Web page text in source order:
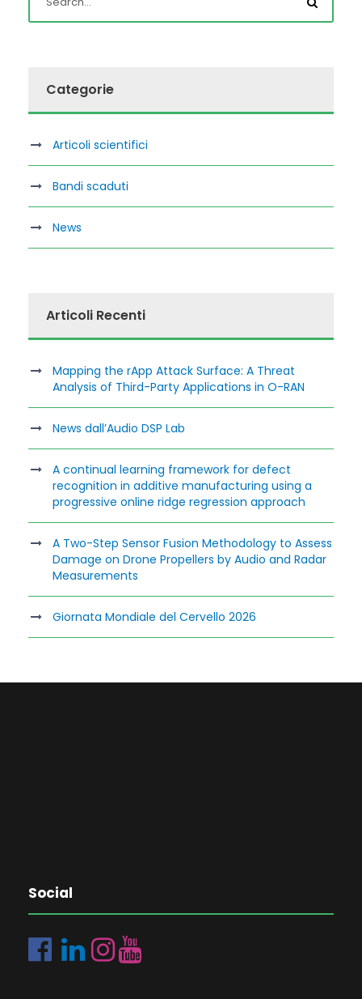
Categorie
Articoli scientifici
Bandi scaduti
News
Articoli Recenti
Mapping the rApp Attack Surface: A Threat
Analysis of Third-Party Applications in O-RAN
News dall’Audio DSP Lab
A continual learning framework for defect
recognition in additive manufacturing using a
progressive online ridge regression approach
A Two-Step Sensor Fusion Methodology to Assess
Damage on Drone Propellers by Audio and Radar
Measurements
Giornata Mondiale del Cervello 2026
Social